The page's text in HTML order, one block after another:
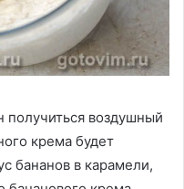
получиться воздушный
крема будет
бананов в карамели,